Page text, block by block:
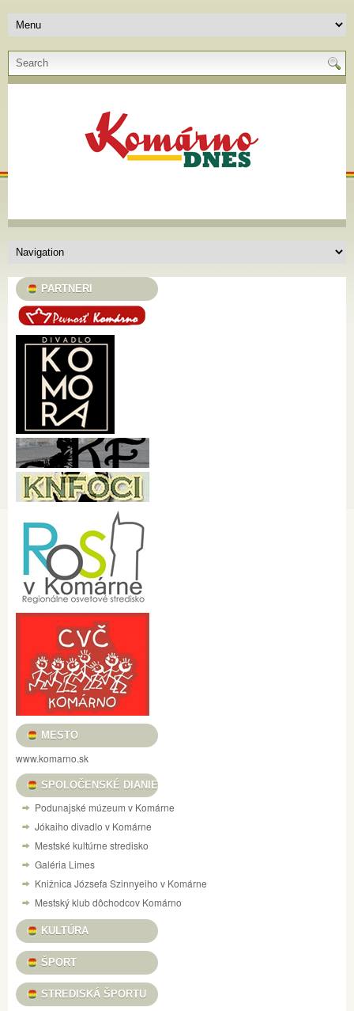
PARTNERI
MESTO
www.komarno.sk
SPOLOČENSKÉ DIANIE
Podunajské múzeum v Komárne
Jókaiho divadlo v Komárne
Mestské kultúrne stredisko
Galéria Limes
Knižnica Józsefa Szinnyeiho v Komárne
Mestský klub dôchodcov Komárno
KULTÚRA
ŠPORT
STREDISKÁ ŠPORTU